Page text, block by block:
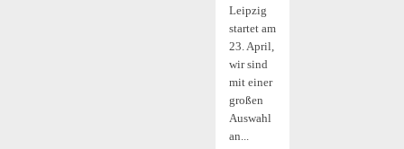
Leipzig
startet am
23. April,
wir sind
mit einer
großen
Auswahl
an...